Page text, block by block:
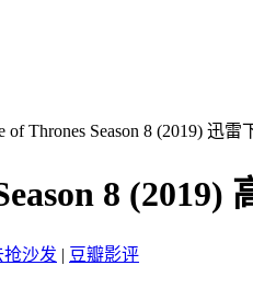
Thrones Season 8 (2019) 迅雷
8 (2019)
抢沙发 | 豆瓣影评